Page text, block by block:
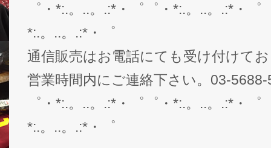
゜・*:.。..。.:*・゜゜・*:.。..。.:*・
*:.。..。.:*・゜
通信販売はお電話にても受け付けて
営業時間内にご連絡下さい。03-5688-
゜・*:.。..。.:*・゜゜・*:.。..。.:*・
*:.。..。.:*・゜